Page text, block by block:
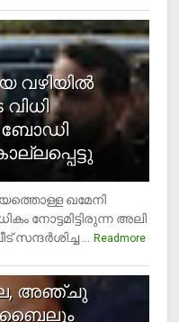
വഴിയില്‍
ബോഡി
ഖമേനി
നോട്ടമിട്ടിരുന്ന അലി
സന്ദര്‍ശിച്ച ... Readmore
സ്‌ക്രീന്‍
അഞ്ചു